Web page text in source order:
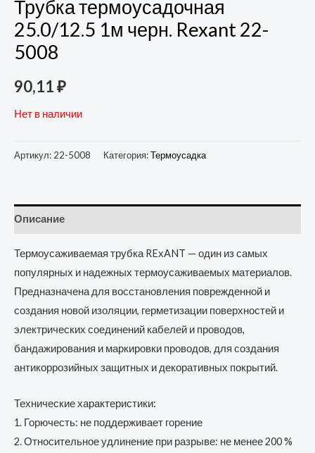
Трубка термоусадочная
25.0/12.5 1м черн. Rexant 22-
5008
90,11₽
Нет в наличии
Артикул: 22-5008 Категория:Термоусадка
Описание
Термоусаживаемая трубка REхANT — один из самых
популярных и надежных термоусаживаемых материалов.
Предназначена для восстановления поврежденной и
создания новой изоляции, герметизации поверхностей и
электрических соединений кабелей и проводов,
бандажирования и маркировки проводов, для создания
антикоррозийных защитных и декоративных покрытий.
Технические характеристики:
1. Горючесть: не поддерживает горение
2. Относительное удлинение при разрыве: не менее 200 %